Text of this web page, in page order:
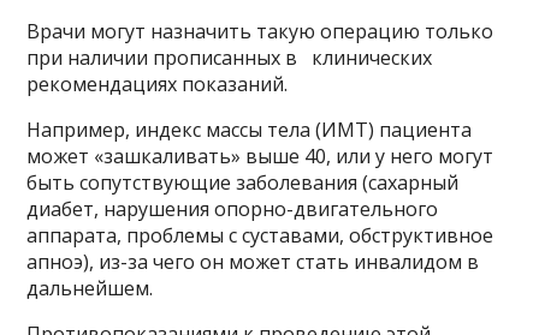
Врачи могут назначить такую операцию только
при наличии прописанных в клинических
рекомендациях показаний.
Например, индекс массы тела (ИМТ) пациента
может «зашкаливать» выше 40, или у него могут
быть сопутствующие заболевания (сахарный
диабет, нарушения опорно-двигательного
аппарата, проблемы с суставами, обструктивное
апноэ), из-за чего он может стать инвалидом в
дальнейшем.